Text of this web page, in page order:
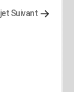
Suivant